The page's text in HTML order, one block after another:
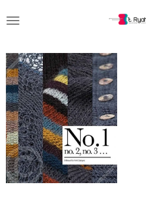
direct
de
hoofdinhoud